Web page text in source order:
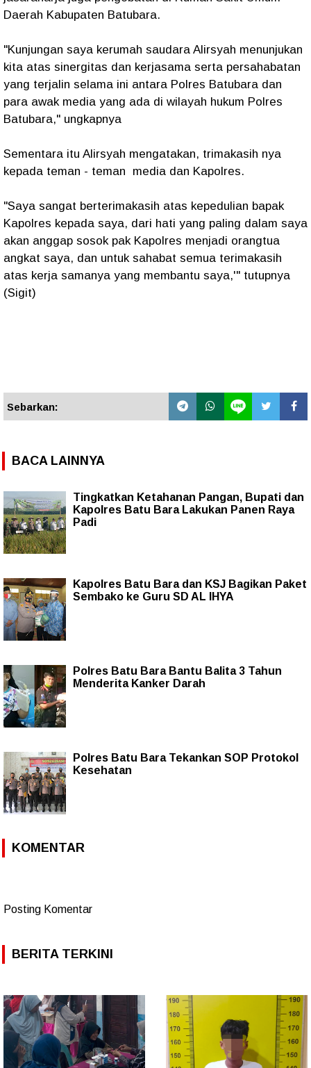
Daerah Kabupaten Batubara.
"Kunjungan saya kerumah saudara Alirsyah menunjukan
kita atas sinergitas dan kerjasama serta persahabatan
yang terjalin selama ini antara Polres Batubara dan
para awak media yang ada di wilayah hukum Polres
Batubara," ungkapnya
Sementara itu Alirsyah mengatakan, trimakasih nya
kepada teman - teman media dan Kapolres.
"Saya sangat berterimakasih atas kepedulian bapak
Kapolres kepada saya, dari hati yang paling dalam saya
akan anggap sosok pak Kapolres menjadi orangtua
angkat saya, dan untuk sahabat semua terimakasih
atas kerja samanya yang membantu saya,'" tutupnya
(Sigit)
Sebarkan:
BACA LAINNYA
Tingkatkan Ketahanan Pangan, Bupati dan
Kapolres Batu Bara Lakukan Panen Raya
Padi
Kapolres Batu Bara dan KSJ Bagikan Paket
Sembako ke Guru SD AL IHYA
Polres Batu Bara Bantu Balita 3 Tahun
Menderita Kanker Darah
Polres Batu Bara Tekankan SOP Protokol
Kesehatan
KOMENTAR
Posting Komentar
BERITA TERKINI